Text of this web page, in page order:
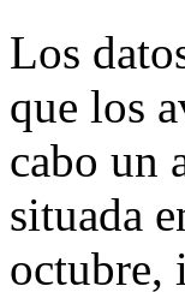
Los
que los
cabo un
situada
octubre,